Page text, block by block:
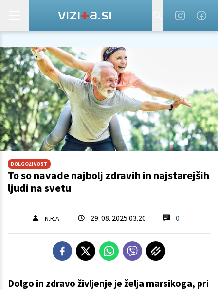
DOLGOŽIVOST
To so navade najbolj zdravih in najstarejših
ljudi na svetu
N.R.A. 29. 08. 2025 03.20 0
Dolgo in zdravo življenje je želja marsikoga, pri